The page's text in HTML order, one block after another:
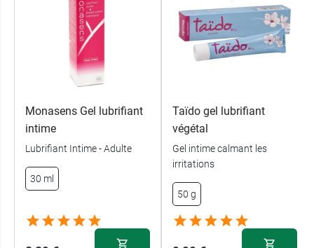
Monasens Gel lubrifiant
intime
Lubrifiant Intime - Adulte
30 ml
Taïdo gel lubrifiant
végétal
Gel intime calmant les
irritations
50 g